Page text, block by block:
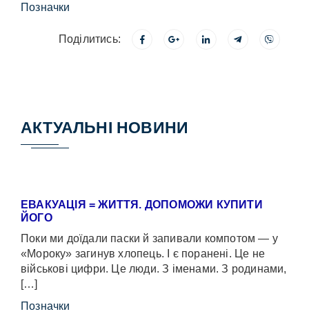
Позначки
Поділитись:
АКТУАЛЬНІ НОВИНИ
ЕВАКУАЦІЯ = ЖИТТЯ. ДОПОМОЖИ КУПИТИ
ЙОГО
Поки ми доїдали паски й запивали компотом — у
«Мороку» загинув хлопець. І є поранені. Це не
військові цифри. Це люди. З іменами. З родинами,
[…]
Позначки